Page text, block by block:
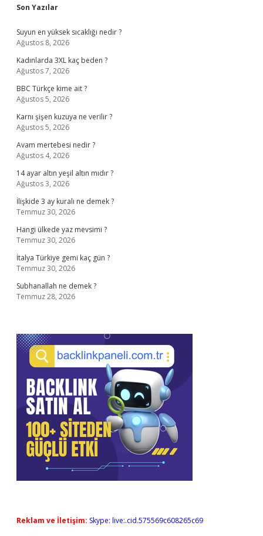
Sidebar
Son Yazılar
Suyun en yüksek sıcaklığı nedir ?
Ağustos 8, 2026
Kadınlarda 3XL kaç beden ?
Ağustos 7, 2026
BBC Türkçe kime ait ?
Ağustos 5, 2026
Karnı şişen kuzuya ne verilir ?
Ağustos 5, 2026
Avam mertebesi nedir ?
Ağustos 4, 2026
14 ayar altın yeşil altın mıdır ?
Ağustos 3, 2026
İlişkide 3 ay kuralı ne demek ?
Temmuz 30, 2026
Hangi ülkede yaz mevsimi ?
Temmuz 30, 2026
İtalya Türkiye gemi kaç gün ?
Temmuz 30, 2026
Subhanallah ne demek ?
Temmuz 28, 2026
Reklam ve İletişim: Skype: live:.cid.575569c608265c69